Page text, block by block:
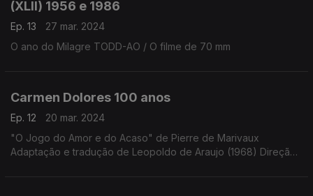
(XLII) 1956 e 1986
Ep. 13
27 mar. 2024
O ano do Milagre TODD-AO / O filme de 70 mm
Carmen Dolores 100 anos
Ep. 12
20 mar. 2024
"O Jogo do Amor e do Acaso" de Pierre de Marivaux
Adaptação e tradução de Leopoldo de Araujo (1968) Direção